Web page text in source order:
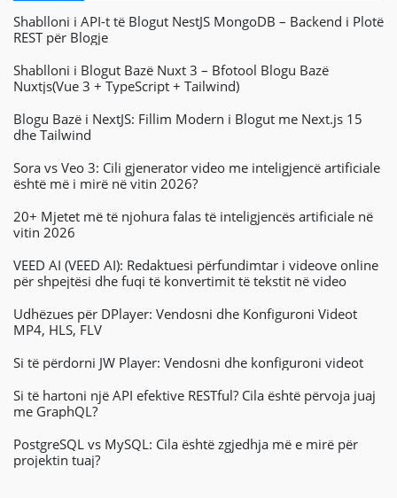
Shablloni i API-t të Blogut NestJS MongoDB – Backend i Plotë
REST për Blogje
Shablloni i Blogut Bazë Nuxt 3 – Bfotool Blogu Bazë
Nuxtjs(Vue 3 + TypeScript + Tailwind)
Blogu Bazë i NextJS: Fillim Modern i Blogut me Next.js 15
dhe Tailwind
Sora vs Veo 3: Cili gjenerator video me inteligjencë artificiale
është më i mirë në vitin 2026?
20+ Mjetet më të njohura falas të inteligjencës artificiale në
vitin 2026
VEED AI (VEED AI): Redaktuesi përfundimtar i videove online
për shpejtësi dhe fuqi të konvertimit të tekstit në video
Udhëzues për DPlayer: Vendosni dhe Konfiguroni Videot
MP4, HLS, FLV
Si të përdorni JW Player: Vendosni dhe konfiguroni videot
Si të hartoni një API efektive RESTful? Cila është përvoja juaj
me GraphQL?
PostgreSQL vs MySQL: Cila është zgjedhja më e mirë për
projektin tuaj?